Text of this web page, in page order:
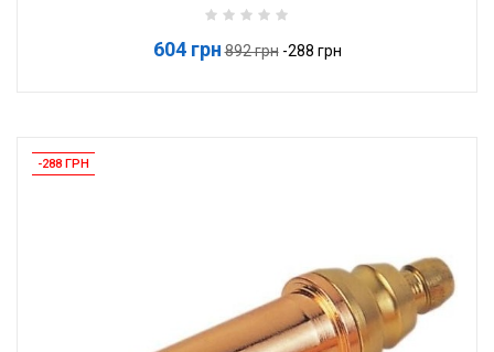
604 грнБазова
892 грн -288 грн
-288 ГРН